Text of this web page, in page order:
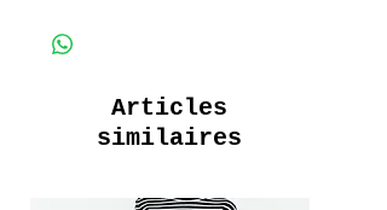
Ultra Doux
__________________________
Articles
similaires